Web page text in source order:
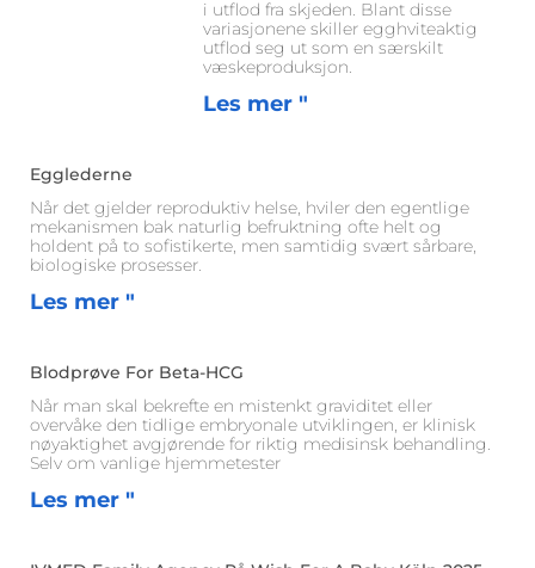
i utflod fra skjeden. Blant disse
variasjonene skiller egghviteaktig
utflod seg ut som en særskilt
væskeproduksjon.
Les mer "
Egglederne
Når det gjelder reproduktiv helse, hviler den egentlige
mekanismen bak naturlig befruktning ofte helt og
holdent på to sofistikerte, men samtidig svært sårbare,
biologiske prosesser.
Les mer "
Blodprøve For Beta-HCG
Når man skal bekrefte en mistenkt graviditet eller
overvåke den tidlige embryonale utviklingen, er klinisk
nøyaktighet avgjørende for riktig medisinsk behandling.
Selv om vanlige hjemmetester
Les mer "